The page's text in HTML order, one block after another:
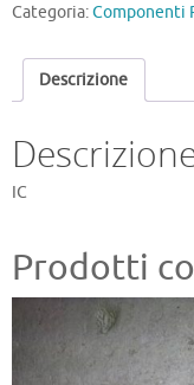
Categoria:Componenti
Descrizione
IC
Prodotti